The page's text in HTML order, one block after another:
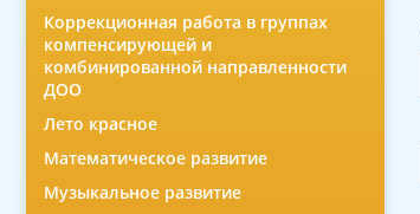
Коррекционная работа в группах
компенсирующей и
комбинированной направленности
ДОО
Лето красное
Математическое развитие
Музыкальное развитие